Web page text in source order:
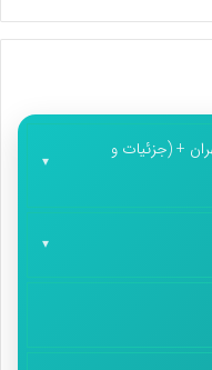
اربعین در سامانه سماح نام‌نویسی کرده‌اند که بیش از ۶۵ درصد آنها
اساس، مرز مهران امسال
شناخته خواهد شد.
کلینیک های زیبایی در منطقه 1 تهران + (جزئیات و